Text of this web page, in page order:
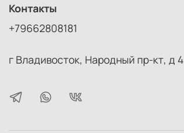
Контакты
+79662808181
г Владивосток, Народный пр-кт, д 4